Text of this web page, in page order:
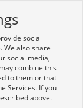
social
We also share
social media,
combine this
to them or that
Services. If you
above.